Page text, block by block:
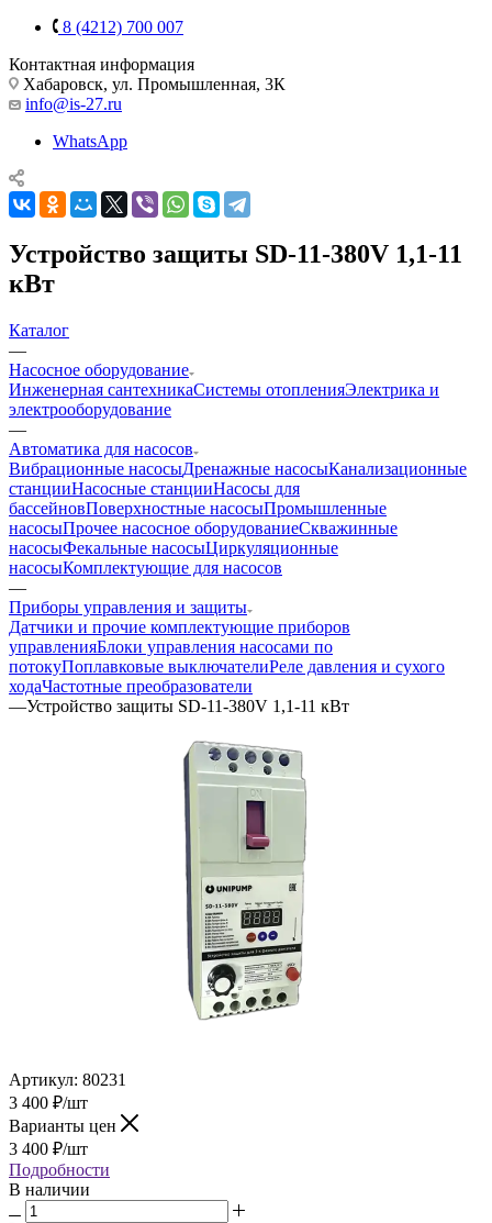
8 (4212) 700 007
Контактная информация
Хабаровск, ул. Промышленная, 3К
info@is-27.ru
WhatsApp
Устройство защиты SD-11-380V 1,1-11
кВт
Каталог
—
Насосное оборудование
Инженерная сантехникаСистемы отопленияЭлектрика и
электрооборудование
—
Автоматика для насосов
Вибрационные насосыДренажные насосыКанализационные
станцииНасосные станцииНасосы для
бассейновПоверхностные насосыПромышленные
насосыПрочее насосное оборудованиеСкважинные
насосыФекальные насосыЦиркуляционные
насосыКомплектующие для насосов
—
Приборы управления и защиты
Датчики и прочие комплектующие приборов
управленияБлоки управления насосами по
потокуПоплавковые выключателиРеле давления и сухого
ходаЧастотные преобразователи
—Устройство защиты SD-11-380V 1,1-11 кВт
Артикул: 80231
3 400 ₽/шт
Варианты цен
3 400 ₽/шт
Подробности
В наличии